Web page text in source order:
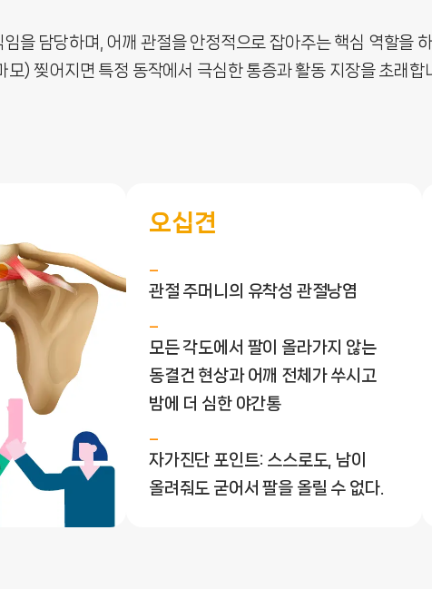
담당하며, 어깨 관절을 안정적으로 잡아주는 핵심 역할을
) 찢어지면 특정 동작에서 극심한 통증과 활동 지장을 초래합
오십견
관절 주머니의 유착성 관절낭염
모든 각도에서 팔이 올라가지 않는
동결건 현상과 어깨 전체가 쑤시고
밤에 더 심한 야간통
자가진단 포인트: 스스로도, 남이
올려줘도 굳어서 팔을 올릴 수 없다.